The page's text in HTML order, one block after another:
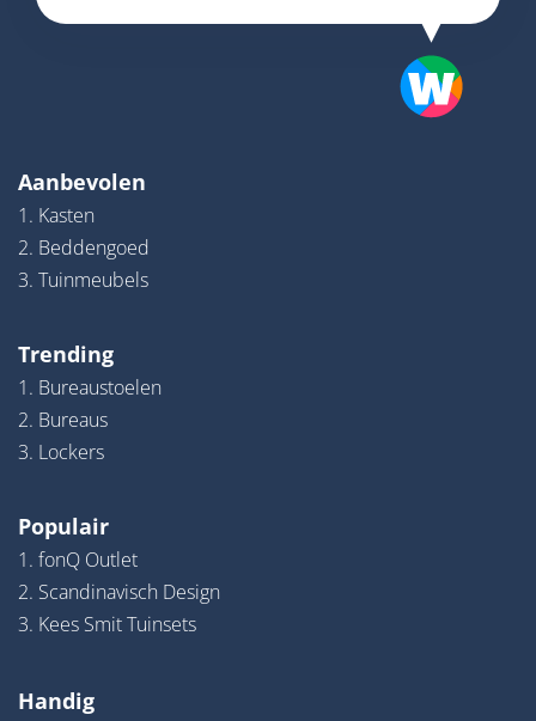
Aanbevolen
1. Kasten
2. Beddengoed
3. Tuinmeubels
Trending
1. Bureaustoelen
2. Bureaus
3. Lockers
Populair
1. fonQ Outlet
2. Scandinavisch Design
3. Kees Smit Tuinsets
Handig